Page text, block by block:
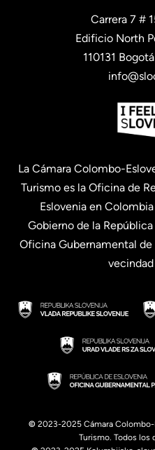
Carrera 7 #
Edificio North
110131
La Cámara Colombo-
Turismo es la Oficina de
Eslovenia en
Gobierno de la
Oficina Gubernamental
© 2023-2025 Cámara
Turismo. Todos los